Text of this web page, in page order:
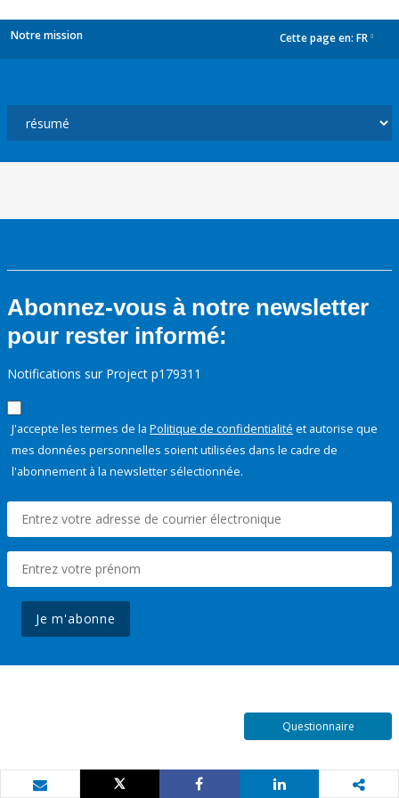
Notre mission Cette page en: FR
Abonnez-vous à notre newsletter
pour rester informé:
Notifications sur Project p179311
J'accepte les termes de la Politique de confidentialité et autorise que
mes données personnelles soient utilisées dans le cadre de
l'abonnement à la newsletter sélectionnée.
Je m'abonne
Questionnaire